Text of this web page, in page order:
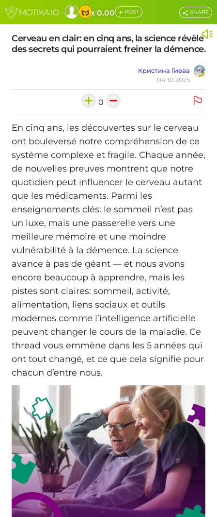
x 0.00 + POST
Cerveau en clair: en cinq ans, la science révèle
des secrets qui pourraient freiner la démence.
Кристина Гиева
04.10.2025
SHARE
0
En cinq ans, les découvertes sur le cerveau
ont bouleversé notre compréhension de ce
système complexe et fragile. Chaque année,
de nouvelles preuves montrent que notre
quotidien peut influencer le cerveau autant
que les médicaments. Parmi les
enseignements clés: le sommeil n’est pas
un luxe, mais une passerelle vers une
meilleure mémoire et une moindre
vulnérabilité à la démence. La science
avance à pas de géant — et nous avons
encore beaucoup à apprendre, mais les
pistes sont claires: sommeil, activité,
alimentation, liens sociaux et outils
modernes comme l’intelligence artificielle
peuvent changer le cours de la maladie. Ce
thread vous emmène dans les 5 années qui
ont tout changé, et ce que cela signifie pour
chacun d’entre nous.